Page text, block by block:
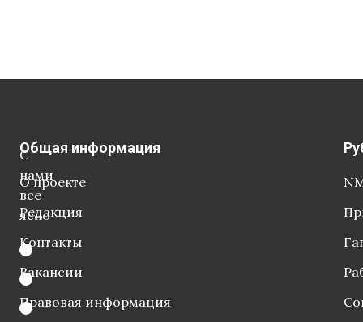
С
нами
все
ясно
Общая информация
О проекте
Редакция
Контакты
Вакансии
Правовая информация